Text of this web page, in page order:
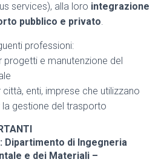
services), alla loro integrazione
pubblico e privato.
professioni:
progetti e manutenzione del
città, enti, imprese che utilizzano
gestione del trasporto
di Ingegneria
e dei Materiali –